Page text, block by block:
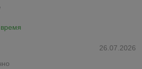
26.07.2026